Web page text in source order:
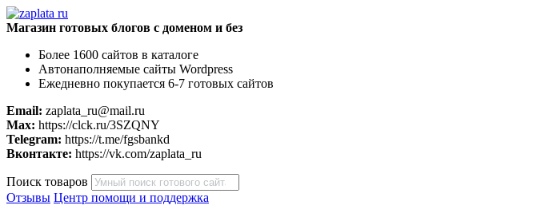
Магазин готовых блогов с доменом и без
Более 1600 сайтов в каталоге
Автонаполняемые сайты Wordpress
Ежедневно покупается 6-7 готовых сайтов
Email: zaplata_ru@mail.ru
Max: https://clck.ru/3SZQNY
Telegram: https://t.me/fgsbankd
Вконтакте: https://vk.com/zaplata_ru
Поиск товаров
Отзывы Центр помощи и поддержка